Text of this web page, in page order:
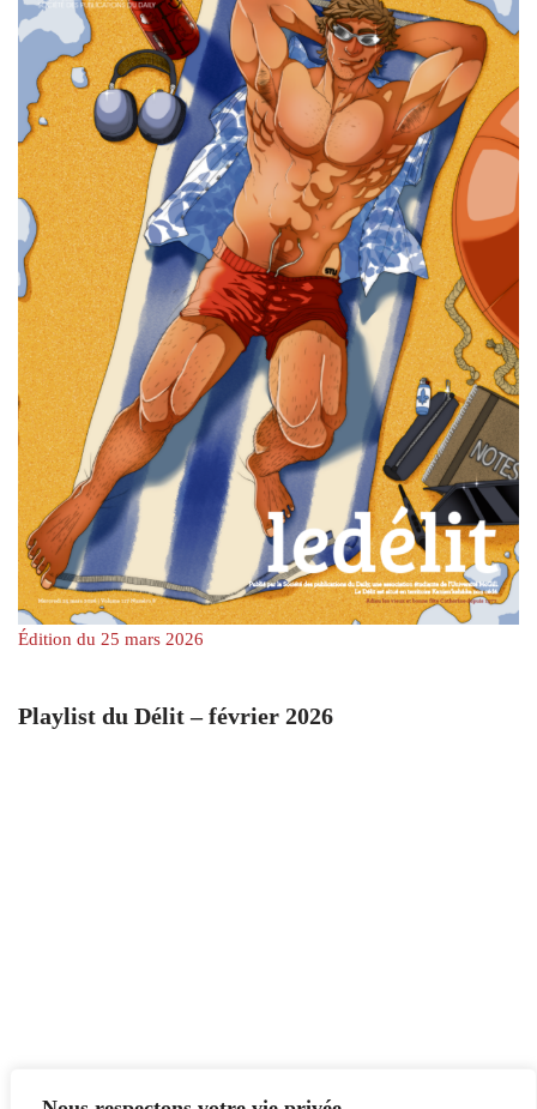
Édition du 25 mars 2026
Playlist du Délit – février 2026